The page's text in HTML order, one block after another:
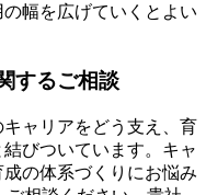
幅を広げていくとよい
するご相談
ャリアをどう支え、育
びついています。キャ
の体系づくりにお悩み